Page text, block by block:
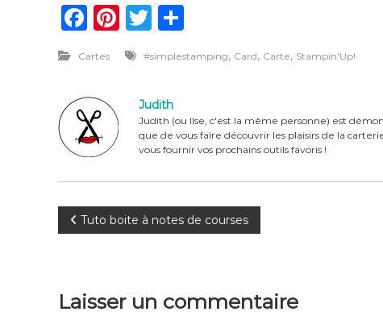
F
c
e
b
o
Pi
n
te
re
st
T
it
te
r
ta
er
Cartes #simplestamping, Card, Carte, Stampin'Up!
Judith
Judith (ou Ilse, c'est la même personne) est
que de vous faire découvrir les plaisirs de la
vous fournir vos prochains outils favoris !
N
v
Tuto boite à notes de courses
Laisser un commentaire